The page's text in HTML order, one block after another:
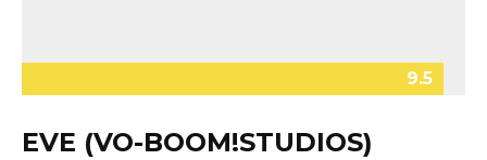
9.5
EVE (VO-BOOM!STUDIOS)